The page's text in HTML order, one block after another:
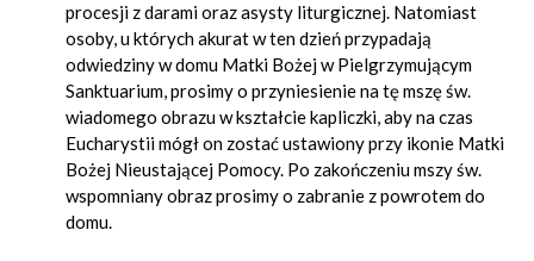
procesji z darami oraz asysty liturgicznej. Natomiast
osoby, u których akurat w ten dzień przypadają
odwiedziny w domu Matki Bożej w Pielgrzymującym
Sanktuarium, prosimy o przyniesienie na tę mszę św.
wiadomego obrazu w kształcie kapliczki, aby na czas
Eucharystii mógł on zostać ustawiony przy ikonie Matki
Bożej Nieustającej Pomocy. Po zakończeniu mszy św.
wspomniany obraz prosimy o zabranie z powrotem do
domu.